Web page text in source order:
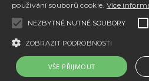
e-shopuapronájem e-shopu
používání souborů cookie. Více
NEZBYTNĚ NUTNÉ SOUBORY
ZOBRAZIT PODROBNOSTI
VŠE PŘIJMOUT